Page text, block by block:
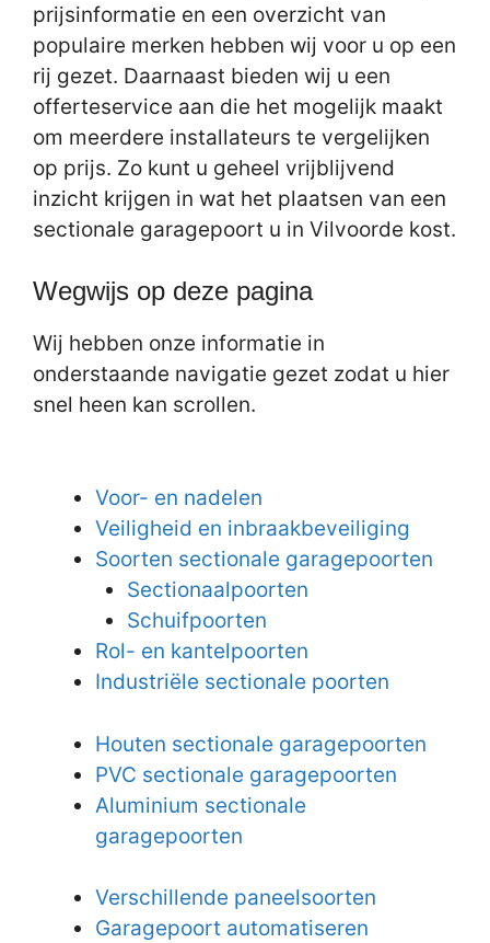
prijsinformatie en een overzicht van
populaire merken hebben wij voor u op een
rij gezet. Daarnaast bieden wij u een
offerteservice aan die het mogelijk maakt
om meerdere installateurs te vergelijken
op prijs. Zo kunt u geheel vrijblijvend
inzicht krijgen in wat het plaatsen van een
sectionale garagepoort u in Vilvoorde kost.
Wegwijs op deze pagina
Wij hebben onze informatie in
onderstaande navigatie gezet zodat u hier
snel heen kan scrollen.
Voor- en nadelen
Veiligheid en inbraakbeveiliging
Soorten sectionale garagepoorten
Sectionaalpoorten
Schuifpoorten
Rol- en kantelpoorten
Industriële sectionale poorten
Houten sectionale garagepoorten
PVC sectionale garagepoorten
Aluminium sectionale
garagepoorten
Verschillende paneelsoorten
Garagepoort automatiseren